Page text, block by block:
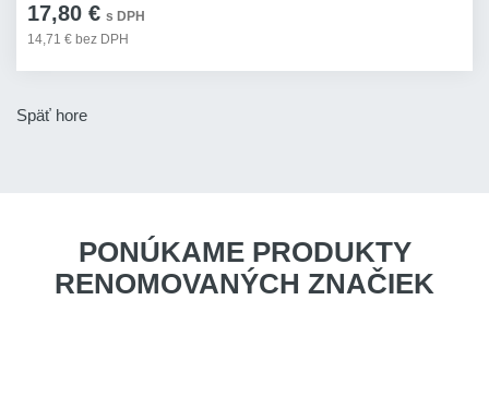
17,80 € s DPH
14,71 € bez DPH
Späť hore
PONÚKAME PRODUKTY
RENOMOVANÝCH ZNAČIEK